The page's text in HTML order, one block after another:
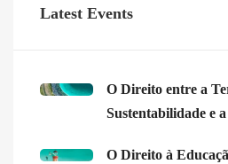
Latest Events
O Direito entre a
Sustentabilidade e
O Direito à